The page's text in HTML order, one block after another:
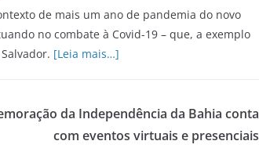
de mais um ano de pandemia do novo
no combate à Covid-19 – que, a exemplo
[Leia mais…]
da Independência da Bahia conta
com eventos virtuais e presenciais